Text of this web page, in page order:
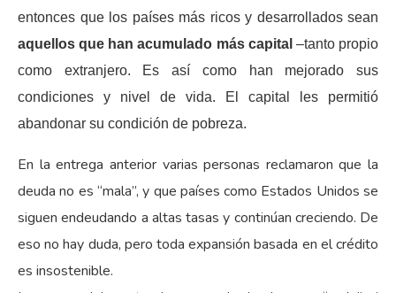
entonces que los países más ricos y desarrollados sean
aquellos que han acumulado más capital –tanto propio
como extranjero. Es así como han mejorado sus
condiciones y nivel de vida. El capital les permitió
abandonar su condición de pobreza.
En la entrega anterior varias personas reclamaron que la
deuda no es “mala”, y que países como Estados Unidos se
siguen endeudando a altas tasas y continúan creciendo. De
eso no hay duda, pero toda expansión basada en el crédito
es insostenible.